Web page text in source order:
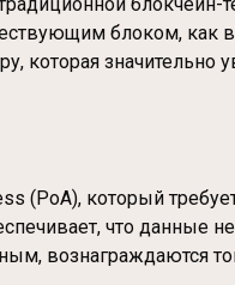
блоком, как
которая значительно
(PoA), который
что данные
вознаграждаются